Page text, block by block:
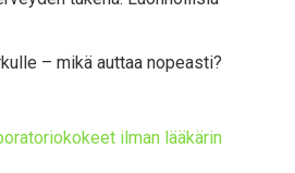
– mikä auttaa nopeasti?
ilman lääkärin